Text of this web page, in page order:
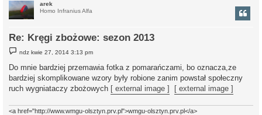
arek
Homo Infranius Alfa
Re: Kręgi zbożowe: sezon 2013
o
t
ndz kwie 27, 2014 3:13 pm
Do mnie bardziej przemawia fotka z pomarańczami, bo oznacza,ze
bardziej skomplikowane wzory były robione zanim powstał społeczny
ruch wygniataczy zbożowych [ external image ] [ external image ]
<a href="http://www.wmgu-olsztyn.prv.pl">wmgu-olsztyn.prv.pl</a>